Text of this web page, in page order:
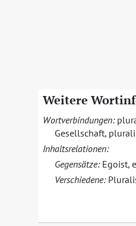
Weitere
Wortverbindungen:
Gesellschaft,
Inhaltsrelationen:
Gegensätze: Egoist,
Verschiedene: